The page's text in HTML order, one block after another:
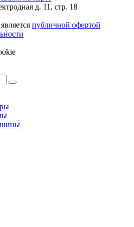
д. 11, стр. 18
публичной офертой